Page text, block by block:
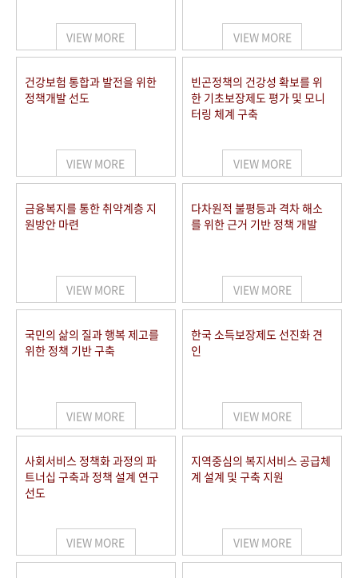
VIEW MORE VIEW MORE
건강보험 통합과 발전을 위한
정책개발 선도
VIEW MORE
빈곤정책의 건강성 확보를 위
한 기초보장제도 평가 및 모니
터링 체계 구축
VIEW MORE
금융복지를 통한 취약계층 지
원방안 마련
VIEW MORE
다차원적 불평등과 격차 해소
를 위한 근거 기반 정책 개발
VIEW MORE
국민의 삶의 질과 행복 제고를
위한 정책 기반 구축
VIEW MORE
한국 소득보장제도 선진화 견
인
VIEW MORE
사회서비스 정책화 과정의 파
트너십 구축과 정책 설계 연구
선도
VIEW MORE
지역중심의 복지서비스 공급체
계 설계 및 구축 지원
VIEW MORE